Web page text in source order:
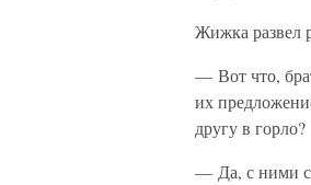
Жижка развел
— Вот что,
их
другу в горло?
— Да, с ними